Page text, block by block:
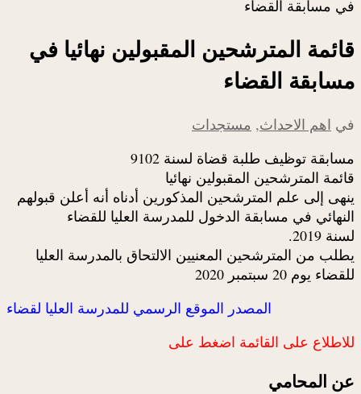
في مسابقة القضاء
قائمة المترشحين المقبولين نهائيا في
مسابقة القضاء
في اهم الاحداث, مستجدات
مسابقة توظيف طلبة قضاة لسنة 9102
قائمة المترشحين المقبولين نهائيا
ينهى إلى علم المترشحين المذكورين أدناه أنه أعلن قبولهم
النهائي في مسابقة الدخول للمدرسة العليا للقضاء
لسنة 2019.
يطلب من المترشحين المعنيين الالتحاق بالمدرسة العليا
للقضاء يوم 20 سبتمبر 2020
المصدر الموقع الرسمي للمدرسة العليا لقضاء
للاطلاع على القائمة اضغط على
عن المحامي